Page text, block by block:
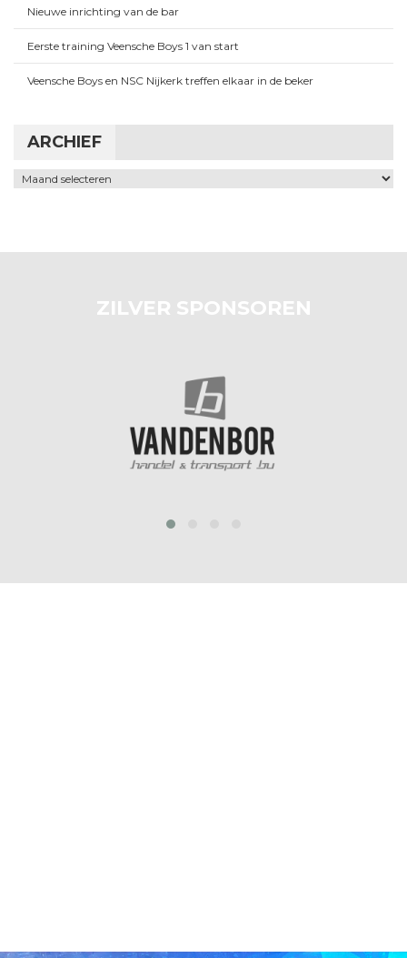
Nieuwe inrichting van de bar
Eerste training Veensche Boys 1 van start
Veensche Boys en NSC Nijkerk treffen elkaar in de beker
ARCHIEF
Archief
ZILVER SPONSOREN
prev